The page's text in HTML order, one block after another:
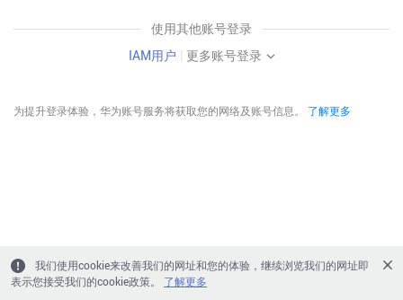
使用其他账号登录
IAM用户 | 更多账号登录
为提升登录体验，华为账号服务将获取您的网络及账号信息。 了解更多
我们使用cookie来改善我们的网址和您的体验，继续浏览我们的网址即
表示您接受我们的cookie政策。
了解更多